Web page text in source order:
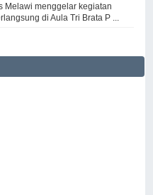
Melawi menggelar kegiatan
di Aula Tri Brata P ...